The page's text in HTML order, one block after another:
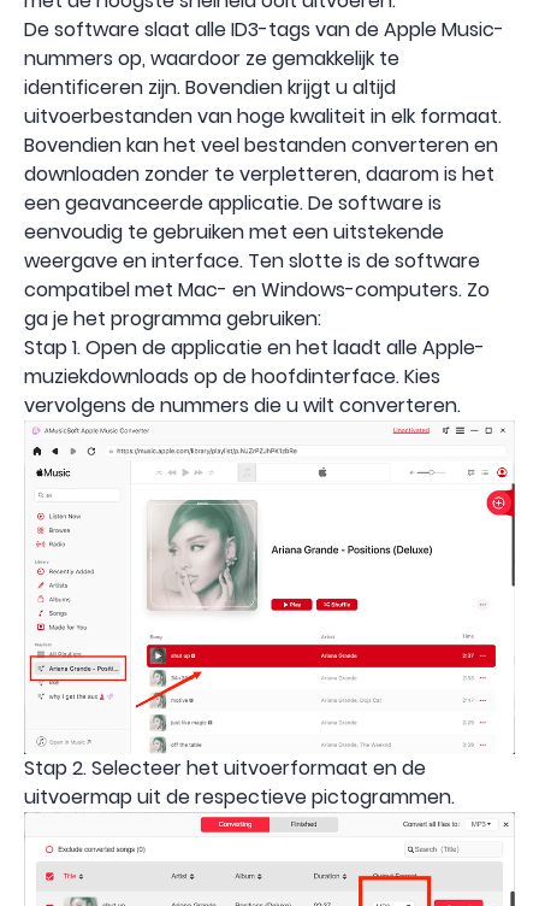
De software slaat alle ID3-tags van de Apple Music-
nummers op, waardoor ze gemakkelijk te
identificeren zijn. Bovendien krijgt u altijd
uitvoerbestanden van hoge kwaliteit in elk formaat.
Bovendien kan het veel bestanden converteren en
downloaden zonder te verpletteren, daarom is het
een geavanceerde applicatie. De software is
eenvoudig te gebruiken met een uitstekende
weergave en interface. Ten slotte is de software
compatibel met Mac- en Windows-computers. Zo
ga je het programma gebruiken:
Stap 1. Open de applicatie en het laadt alle Apple-
muziekdownloads op de hoofdinterface. Kies
vervolgens de nummers die u wilt converteren.
Stap 2. Selecteer het uitvoerformaat en de
uitvoermap uit de respectieve pictogrammen.